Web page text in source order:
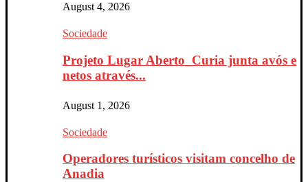
August 4, 2026
Sociedade
Projeto Lugar Aberto_Curia junta avós e
netos através...
August 1, 2026
Sociedade
Operadores turísticos visitam concelho de
Anadia